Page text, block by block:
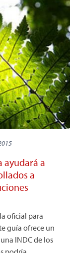
ayudará a
a
oficial para
guía ofrece un
INDC de los